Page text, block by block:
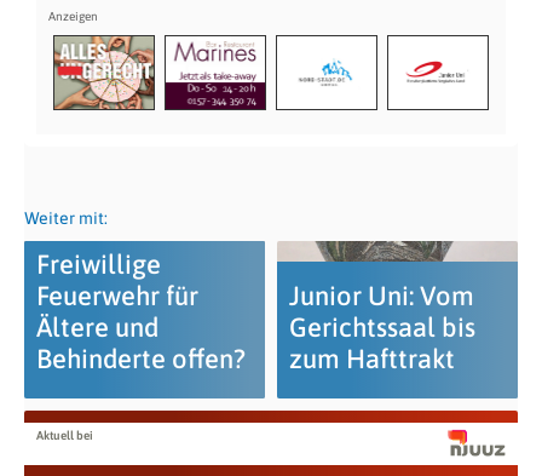
Weiter mit:
Freiwillige
Feuerwehr für
Ältere und
Behinderte offen?
Junior Uni: Vom
Gerichtssaal bis
zum Hafttrakt
Aktuell bei